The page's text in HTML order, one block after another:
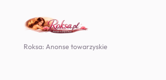
Roksa: Anonse towarzyskie